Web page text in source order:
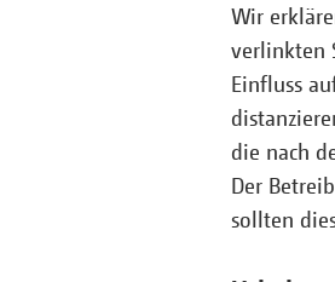
Wir
verlinkten
Einfluss
die nach
Der
sollten